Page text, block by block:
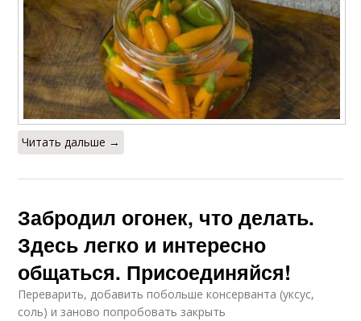
Читать дальше →
Забродил огонек, что делать.
Здесь легко и интересно
общаться. Присоединяйся!
Переварить, добавить побольше консерванта (уксус,
соль) и заново попробовать закрыть